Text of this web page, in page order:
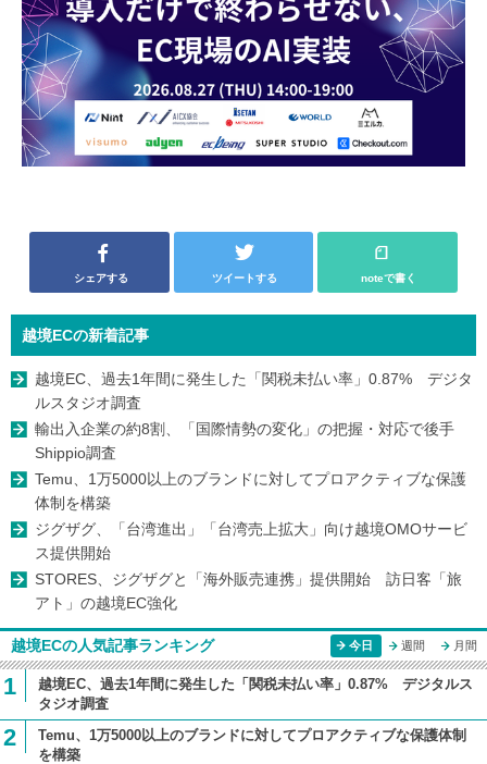
シェアする ツイートする noteで書く
越境ECの新着記事
越境EC、過去1年間に発生した「関税未払い率」0.87% デジタ
ルスタジオ調査
輸出入企業の約8割、「国際情勢の変化」の把握・対応で後手
Shippio調査
Temu、1万5000以上のブランドに対してプロアクティブな保護
体制を構築
ジグザグ、「台湾進出」「台湾売上拡大」向け越境OMOサービ
ス提供開始
STORES、ジグザグと「海外販売連携」提供開始 訪日客「旅
アト」の越境EC強化
越境ECの人気記事ランキング 今日 週間 月間
1
越境EC、過去1年間に発生した「関税未払い率」0.87% デジタルス
タジオ調査
2
Temu、1万5000以上のブランドに対してプロアクティブな保護体制
を構築